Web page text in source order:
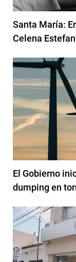
Santa María:
Celena
El Gobierno
dumping en